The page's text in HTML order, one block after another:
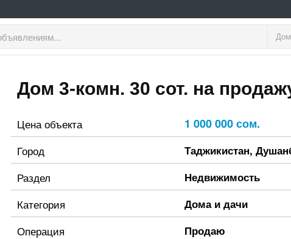
Дом 3-комн. 30 сот. на
Цена объекта 1 000 000 сом.
Город Таджикистан,
Раздел Недвижимость
Категория Дома и дачи
Операция Продаю